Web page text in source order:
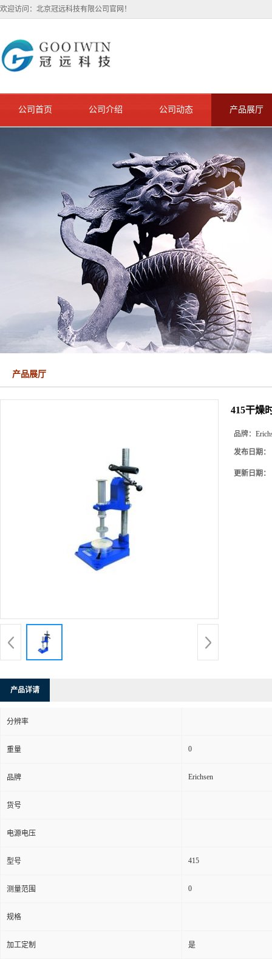
欢迎访问：北京冠远科技有限公司官网！
公司首页 公司介绍 公司动态 产品展厅
产品展厅
415干燥
品牌：
发布日期：
更新日期：
产品详请
分辨率
重量 0
品牌 Erichsen
货号
电源电压
型号 415
测量范围 0
规格
加工定制 是